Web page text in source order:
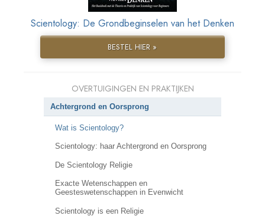
Scientology: De Grondbeginselen van het Denken
BESTEL HIER »
OVERTUIGINGEN EN PRAKTIJKEN
Achtergrond en Oorsprong
Wat is Scientology?
Scientology: haar Achtergrond en Oorsprong
De Scientology Religie
Exacte Wetenschappen en
Geesteswetenschappen in Evenwicht
Scientology is een Religie